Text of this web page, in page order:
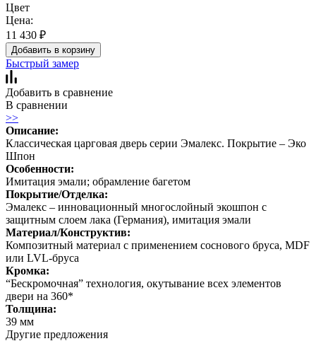
Цвет
Цена:
11 430 ₽
Добавить в корзину
Быстрый замер
Добавить в сравнение
В сравнении
>>
Описание:
Классическая царговая дверь cерии Эмалекс. Покрытие – Эко
Шпон
Особенности:
Имитация эмали; обрамление багетом
Покрытие/Отделка:
Эмалекс – инновационный многослойный экошпон с
защитным слоем лака (Германия), имитация эмали
Материал/Конструктив:
Композитный материал с применением соснового бруса, MDF
или LVL-бруса
Кромка:
“Бескромочная” технология, окутывание всех элементов
двери на 360*
Толщина:
39 мм
Другие предложения